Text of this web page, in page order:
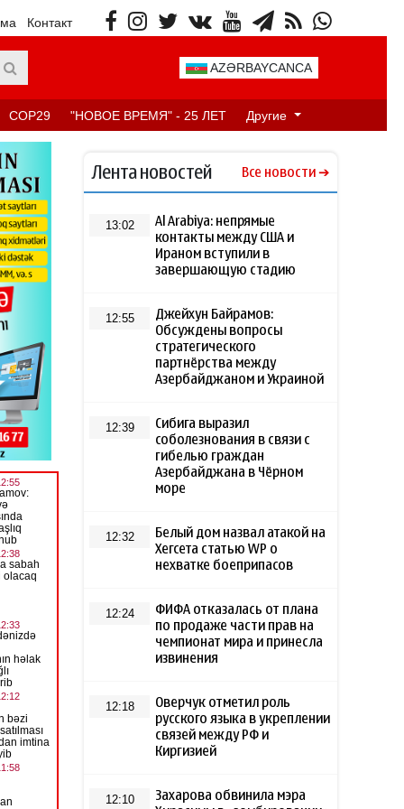
Контакт
AZƏRBAYCANCA
COP29 "НОВОЕ ВРЕМЯ" - 25 ЛЕТ Другие
Лента новостей Все новости
13:02
Al Arabiya: непрямые
контакты между США и
Ираном вступили в
завершающую стадию
12:55
Джейхун Байрамов:
Обсуждены вопросы
стратегического
партнёрства между
Азербайджаном и Украиной
12:39
Сибига выразил
соболезнования в связи с
гибелью граждан
Азербайджана в Чёрном
море
12:32
Белый дом назвал атакой на
Хегсета статью WP о
нехватке боеприпасов
12:24
ФИФА отказалась от плана
по продаже части прав на
чемпионат мира и принесла
извинения
12:18
Оверчук отметил роль
русского языка в укреплении
связей между РФ и
Киргизией
12:10
Захарова обвинила мэра